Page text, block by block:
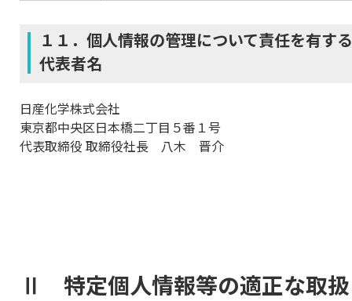
１１．個人情報の管理について責任を有す
代表者名
日産化学株式会社
東京都中央区日本橋二丁目５番１号
代表取締役 取締役社長 八木 晋介
Ⅱ 特定個人情報等の適正な取